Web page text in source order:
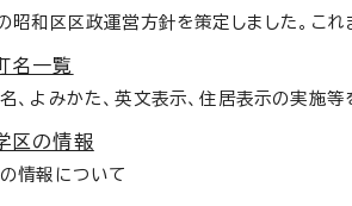
昭和区区政運営方針を策定しました。こ
名一覧
、よみかた、英文表示、住居表示の実施
区の情報
情報について